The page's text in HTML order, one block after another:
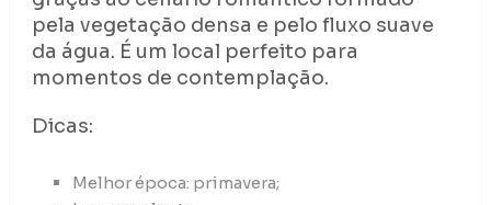
pela vegetação densa e pelo fluxo suave
da água. É um local perfeito para
momentos de contemplação.
Dicas:
Melhor época: primavera;